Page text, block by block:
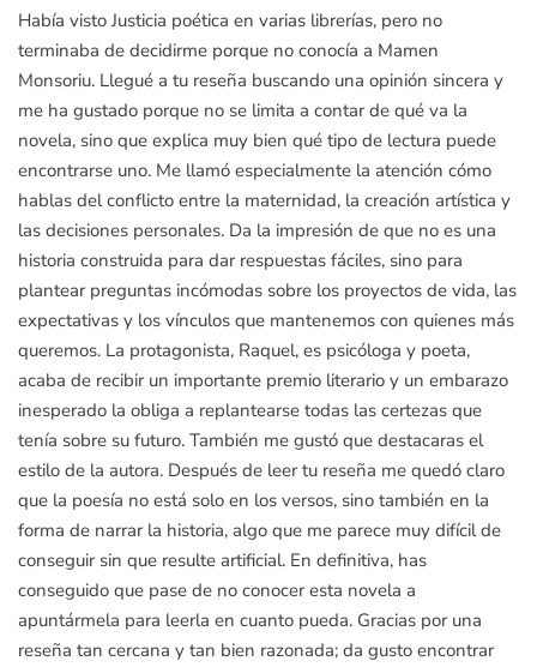
Había visto Justicia poética en varias librerías, pero no
terminaba de decidirme porque no conocía a Mamen
Monsoriu. Llegué a tu reseña buscando una opinión sincera y
me ha gustado porque no se limita a contar de qué va la
novela, sino que explica muy bien qué tipo de lectura puede
encontrarse uno. Me llamó especialmente la atención cómo
hablas del conflicto entre la maternidad, la creación artística y
las decisiones personales. Da la impresión de que no es una
historia construida para dar respuestas fáciles, sino para
plantear preguntas incómodas sobre los proyectos de vida, las
expectativas y los vínculos que mantenemos con quienes más
queremos. La protagonista, Raquel, es psicóloga y poeta,
acaba de recibir un importante premio literario y un embarazo
inesperado la obliga a replantearse todas las certezas que
tenía sobre su futuro. También me gustó que destacaras el
estilo de la autora. Después de leer tu reseña me quedó claro
que la poesía no está solo en los versos, sino también en la
forma de narrar la historia, algo que me parece muy difícil de
conseguir sin que resulte artificial. En definitiva, has
conseguido que pase de no conocer esta novela a
apuntármela para leerla en cuanto pueda. Gracias por una
reseña tan cercana y tan bien razonada; da gusto encontrar